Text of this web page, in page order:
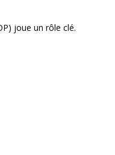
joue un rôle clé.